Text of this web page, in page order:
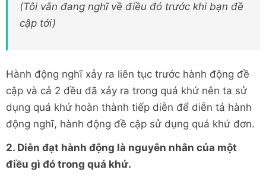
(Tôi vẫn đang nghĩ về điều đó trước khi bạn đề
cập tới)
Hành động nghĩ xảy ra liên tục trước hành động đề
cập và cả 2 đều đã xảy ra trong quá khứ nên ta sử
dụng quá khứ hoàn thành tiếp diễn để diễn tả hành
động nghĩ, hành động đề cập sử dụng quá khứ đơn.
2. Diễn đạt hành động là nguyên nhân của một
điều gì đó trong quá khứ.